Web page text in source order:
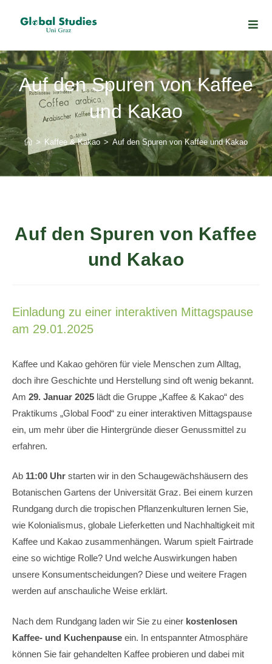
Auf den Spuren von Kaffee
und Kakao
> Kaffee & Kakao > Auf den Spuren von Kaffee und Kakao
Auf den Spuren von Kaffee
und Kakao
Einladung zu einer interaktiven Mittagspause
am 29.01.2025
Kaffee und Kakao gehören für viele Menschen zum Alltag,
doch ihre Geschichte und Herstellung sind oft wenig bekannt.
Am 29. Januar 2025 lädt die Gruppe „Kaffee & Kakao“ des
Praktikums „Global Food“ zu einer interaktiven Mittagspause
ein, um mehr über die Hintergründe dieser Genussmittel zu
erfahren.
Ab 11:00 Uhr starten wir in den Schaugewächshäusern des
Botanischen Gartens der Universität Graz. Bei einem kurzen
Rundgang durch die tropischen Pflanzenkulturen lernen Sie,
wie Kolonialismus, globale Lieferketten und Nachhaltigkeit mit
Kaffee und Kakao zusammenhängen. Warum spielt Fairtrade
eine so wichtige Rolle? Und welche Auswirkungen haben
unsere Konsumentscheidungen? Diese und weitere Fragen
werden auf anschauliche Weise erklärt.
Nach dem Rundgang laden wir Sie zu einer kostenlosen
Kaffee- und Kuchenpause ein. In entspannter Atmosphäre
können Sie fair gehandelten Kaffee probieren und dabei mit